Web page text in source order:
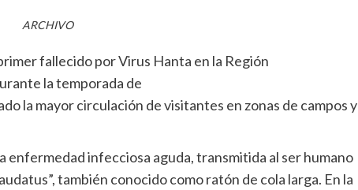
ARCHIVO
fallecido por Virus Hanta en la Región
la temporada de
la mayor circulación de visitantes en zonas de campos y
enfermedad infecciosa aguda, transmitida al ser humano
también conocido como ratón de cola larga. En la